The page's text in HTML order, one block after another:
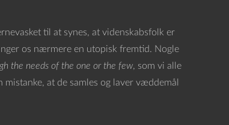
til at synes, at videnskabsfolk er
os nærmere en utopisk fremtid. Nogle
the needs of the one or the few, som vi alle
at de samles og laver væddemål